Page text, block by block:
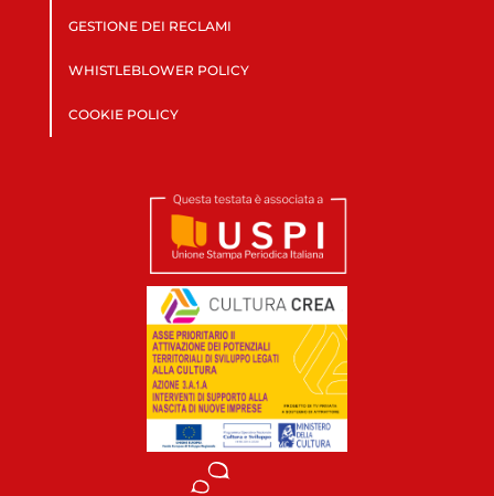
GESTIONE DEI RECLAMI
WHISTLEBLOWER POLICY
COOKIE POLICY